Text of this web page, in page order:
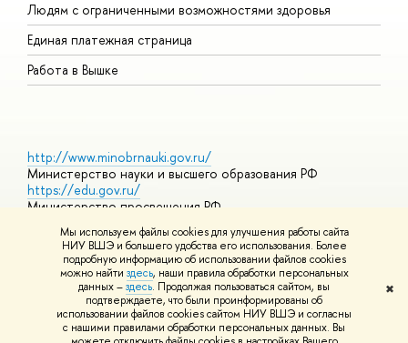
Мы используем файлы cookies для улучшения работы сайта
НИУ ВШЭ и большего удобства его использования. Более
подробную информацию об использовании файлов cookies
можно найти здесь, наши правила обработки персональных
данных –здесь. Продолжая пользоваться сайтом, вы
подтверждаете, что были проинформированы об
использовании файлов cookies сайтом НИУ ВШЭ и согласны
с нашими правилами обработки персональных данных. Вы
✖
Людям с ограниченными возможностями здоровья
Единая платежная страница
Работа в Вышке
http://www.minobrnauki.gov.ru/
Министерство науки и высшего образования РФ
https://edu.gov.ru/
Министерство просвещения РФ
https://elearning.hse.ru/mooc
Массовые открытые онлайн-курсы
© НИУ ВШЭ 1993–2026 Адреса и контактыУсловия
использования материалов Политика конфиденциальности
Шрифты HSE Sans и HSE Slab разработаны вШколе дизайна НИУ